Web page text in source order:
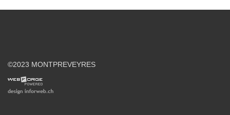
©2023 MONTPREVEYRES